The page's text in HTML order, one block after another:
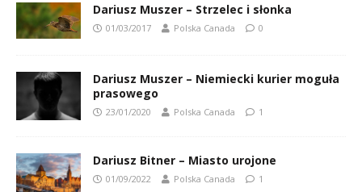
Dariusz Muszer – Strzelec i słonka
01/03/2017 Polska Canada 0
Dariusz Muszer – Niemiecki kurier moguła
prasowego
23/01/2020 Polska Canada 1
Dariusz Bitner – Miasto urojone
01/09/2022 Polska Canada 1